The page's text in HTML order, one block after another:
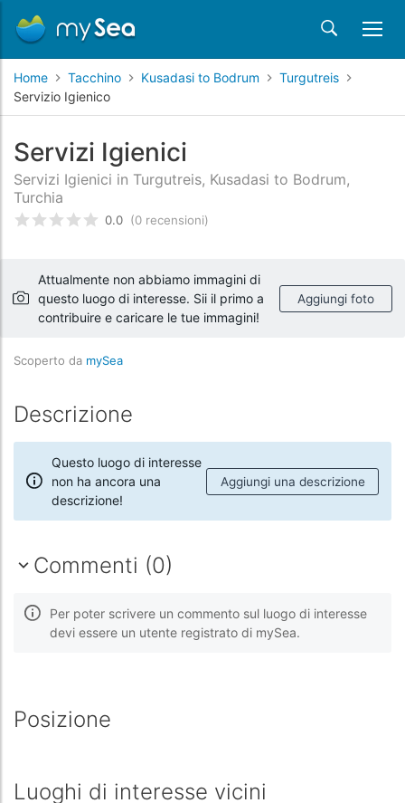
Home Tacchino Kusadasi to Bodrum
Turgutreis
Servizio Igienico
Servizi Igienici
Servizi Igienici in Turgutreis, Kusadasi to Bodrum,
Turchia
Valutato0/5 basata surecensioni dei clienti
0.0 (0 recensioni)
Attualmente non abbiamo immagini di
questo luogo di interesse. Sii il primo a
contribuire e caricare le tue immagini!
Aggiungi foto
Scoperto da mySea
Descrizione
Questo luogo di interesse
non ha ancora una
descrizione!
Aggiungi una descrizione
Commenti (0)
Per poter scrivere un commento sul luogo di interesse
devi essere un utente registrato di mySea.
Posizione
Luoghi di interesse vicini